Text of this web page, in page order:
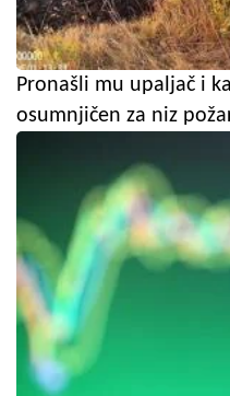
Pronašli mu upaljač i
osumnjičen za niz